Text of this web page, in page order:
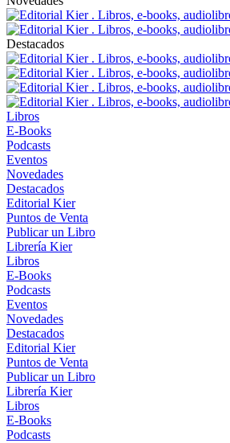
Destacados
Libros
E-Books
Podcasts
Eventos
Novedades
Destacados
Editorial Kier
Puntos de Venta
Publicar un Libro
Librería Kier
Libros
E-Books
Podcasts
Eventos
Novedades
Destacados
Editorial Kier
Puntos de Venta
Publicar un Libro
Librería Kier
Libros
E-Books
Podcasts